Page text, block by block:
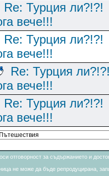
Re: Турция ли?!?!
вече!!!
Re: Турция ли?!?!
вече!!!
Re: Турция
вече!!!
Re: Турция ли?!?!
вече!!!
отговорност за съдържанието и
не може да бъде репродуцирана,